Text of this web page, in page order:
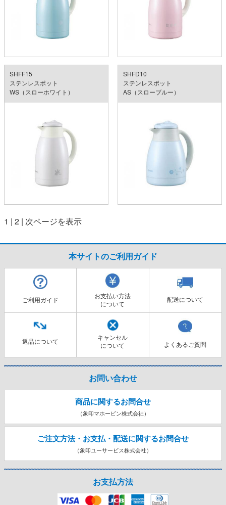
SHFF15
ステンレスポット
WS（スローホワイト）
SHFD10
ステンレスポット
AS（スローブルー）
1 | 2 | 次ページを表示
本サイトのご利用ガイド
ご利用ガイド
お支払い方法
について
配送について
返品について
キャンセル
について
よくあるご質問
お問い合わせ
商品に関するお問合せ
（象印マホービン株式会社）
ご注文方法・お支払・配送に関するお問合せ
（象印ユーサービス株式会社）
お支払方法